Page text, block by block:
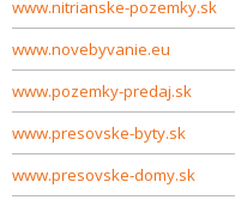
www.nitrianske-pozemky.sk
www.novebyvanie.eu
www.pozemky-predaj.sk
www.presovske-byty.sk
www.presovske-domy.sk